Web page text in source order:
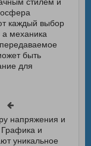
каждый выбор
механика
быть
для
напряжения и
и
уникальное